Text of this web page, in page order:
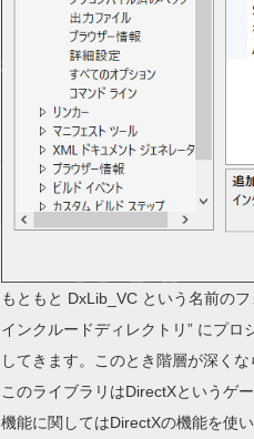
もともと DxLib_VC という名前の
インクルードディレクトリ” にプ
してきます。このとき階層が深く
このライブラリはDirectXというゲ
機能に関してはDirectXの機能を使